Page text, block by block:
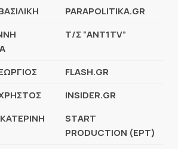
PARAPOLITIKA.GR
Τ/Σ “ANT1TV”
FLASH.GR
INSIDER.GR
START
PRODUCTION (ΕΡΤ)